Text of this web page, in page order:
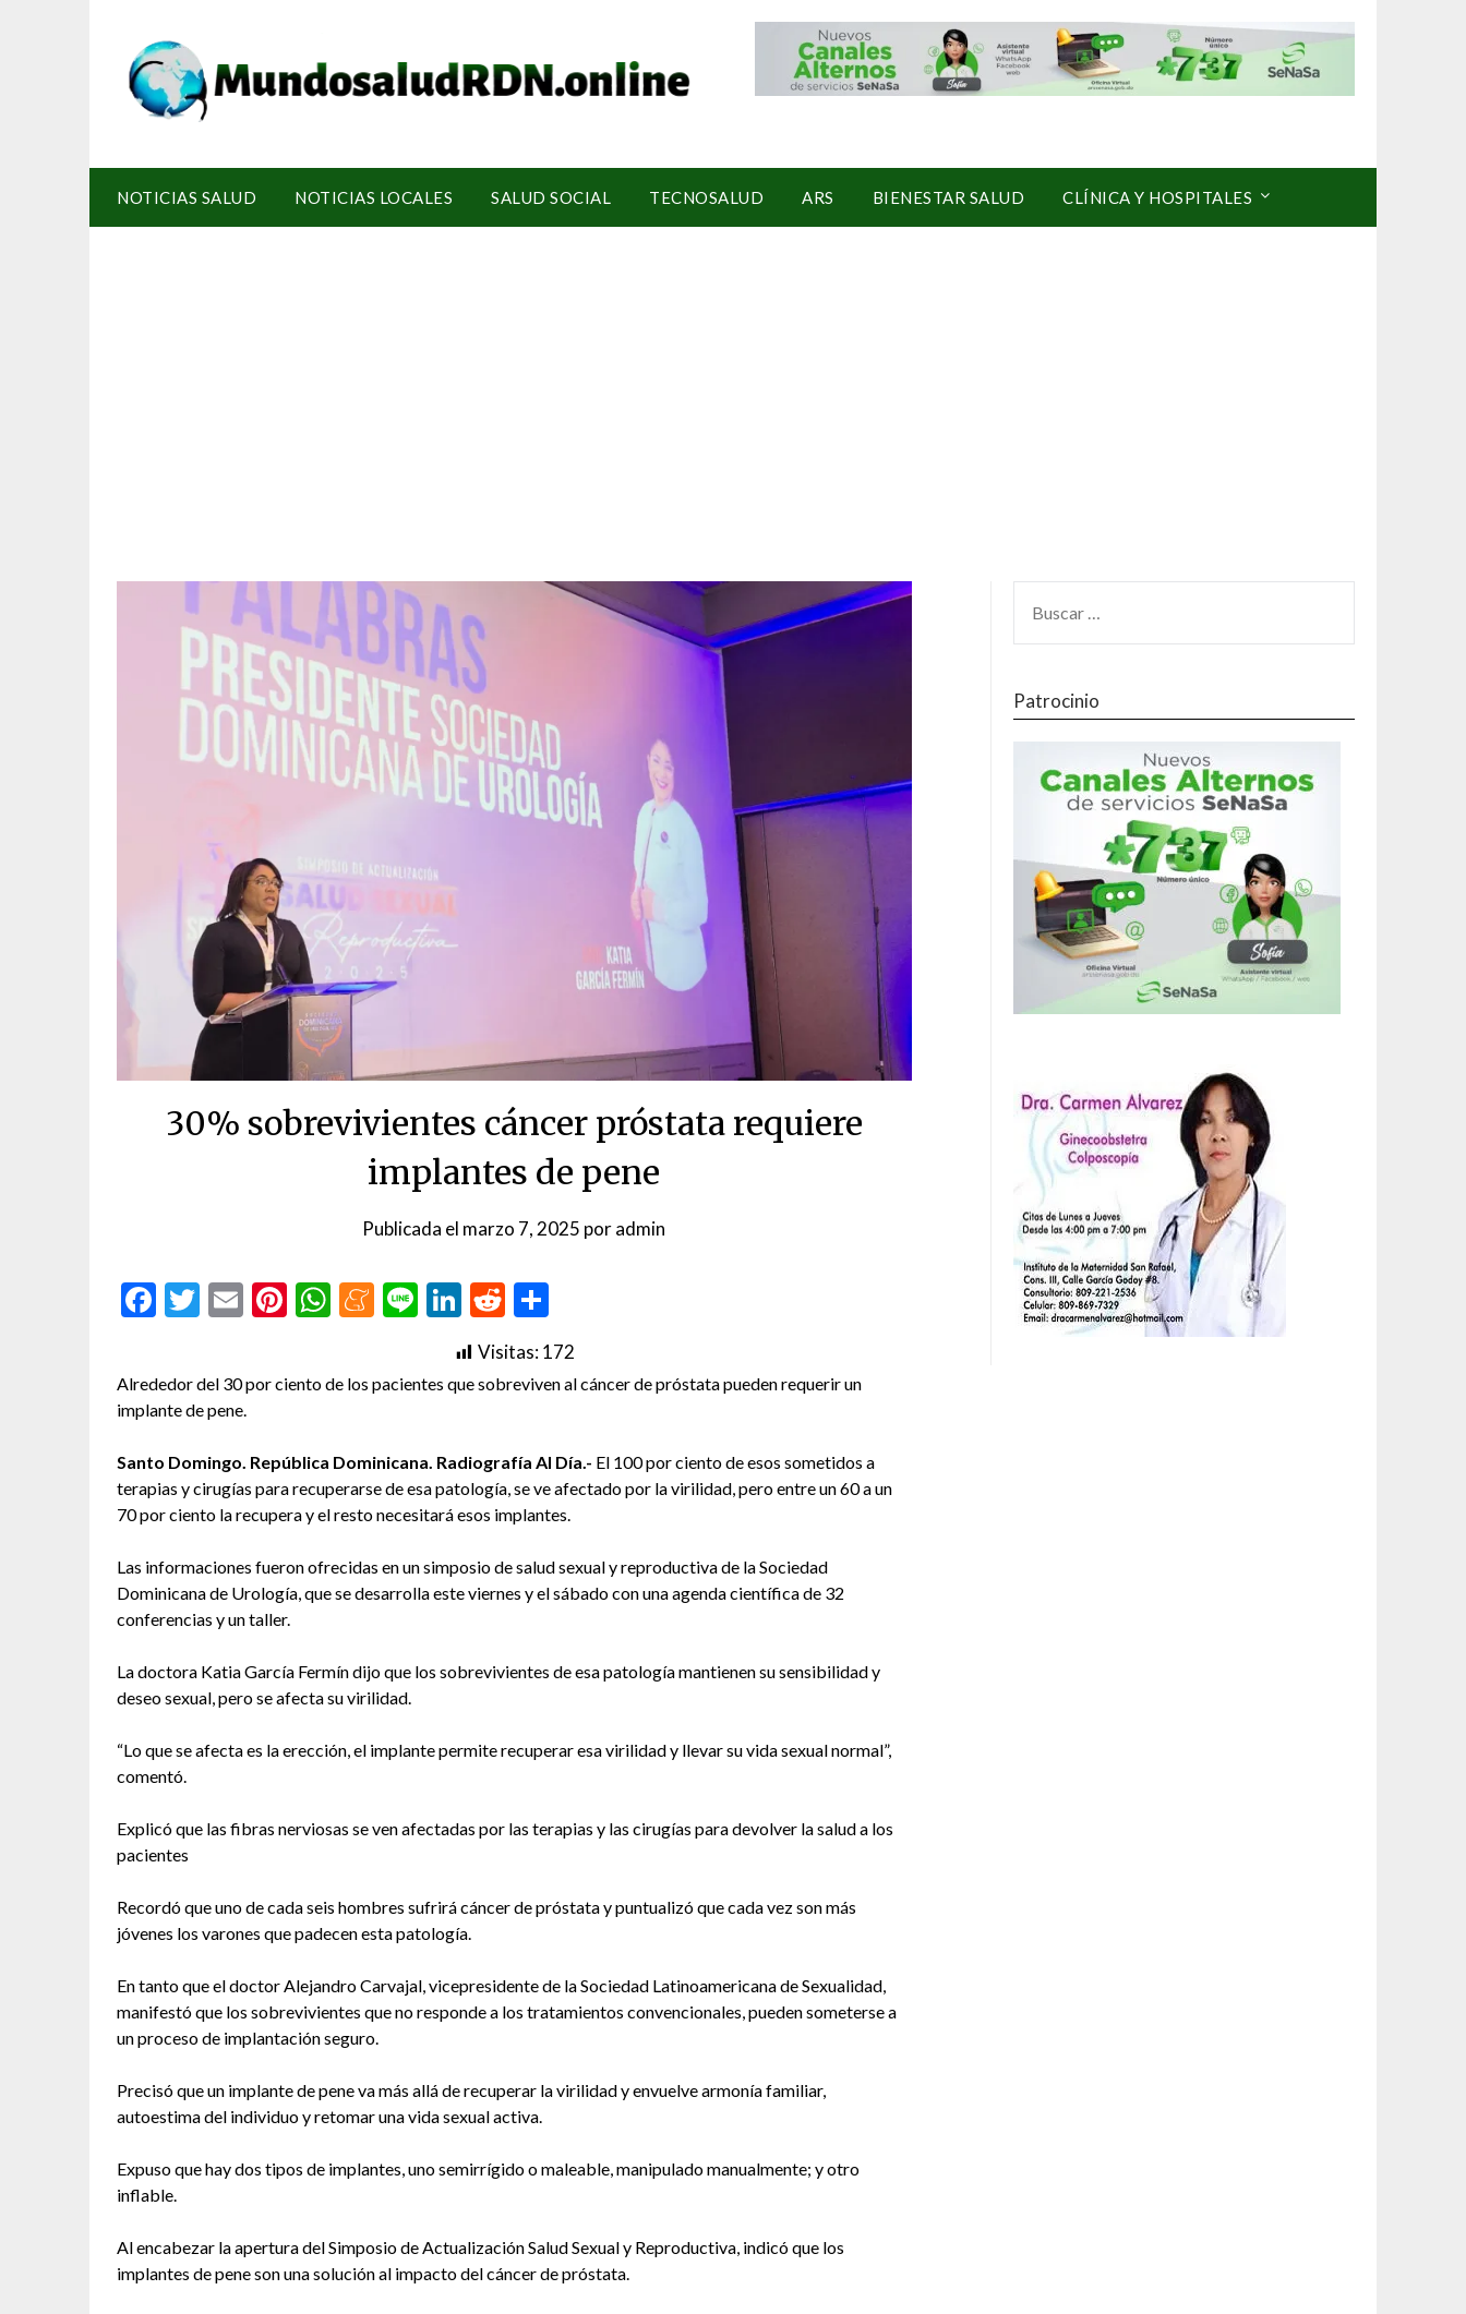
NOTICIAS SALUD NOTICIAS LOCALES SALUD SOCIAL TECNOSALUD ARS BIENESTAR SALUD CLÍNICA Y HOSPITALES
30% sobrevivientes cáncer próstata requiere
implantes de pene
Publicada el marzo 7, 2025 poradmin
Facebook
Twitter
EmailPinterest
WhatsApp
Meneame
LineLinkedIn
Reddit
Visitas:172
Alrededor del 30 por ciento de los pacientes que sobreviven al cáncer de próstata pueden requerir un
implante de pene.
Santo Domingo. República Dominicana. Radiografía Al Día.- El 100 por ciento de esos sometidos a
terapias y cirugías para recuperarse de esa patología, se ve afectado por la virilidad, pero entre un 60 a un
70 por ciento la recupera y el resto necesitará esos implantes.
Las informaciones fueron ofrecidas en un simposio de salud sexual y reproductiva de la Sociedad
Dominicana de Urología, que se desarrolla este viernes y el sábado con una agenda científica de 32
conferencias y un taller.
La doctora Katia García Fermín dijo que los sobrevivientes de esa patología mantienen su sensibilidad y
deseo sexual, pero se afecta su virilidad.
“Lo que se afecta es la erección, el implante permite recuperar esa virilidad y llevar su vida sexual normal”,
comentó.
Explicó que las fibras nerviosas se ven afectadas por las terapias y las cirugías para devolver la salud a los
pacientes
Recordó que uno de cada seis hombres sufrirá cáncer de próstata y puntualizó que cada vez son más
jóvenes los varones que padecen esta patología.
En tanto que el doctor Alejandro Carvajal, vicepresidente de la Sociedad Latinoamericana de Sexualidad,
manifestó que los sobrevivientes que no responde a los tratamientos convencionales, pueden someterse a
un proceso de implantación seguro.
Precisó que un implante de pene va más allá de recuperar la virilidad y envuelve armonía familiar,
autoestima del individuo y retomar una vida sexual activa.
Expuso que hay dos tipos de implantes, uno semirrígido o maleable, manipulado manualmente; y otro
inflable.
Al encabezar la apertura del Simposio de Actualización Salud Sexual y Reproductiva, indicó que los
implantes de pene son una solución al impacto del cáncer de próstata.
Patrocinio